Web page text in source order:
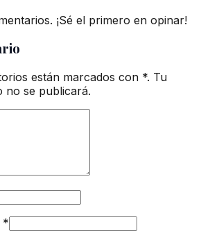
¡Sé el primero en opinar!
están marcados con *. Tu
no se publicará.
*